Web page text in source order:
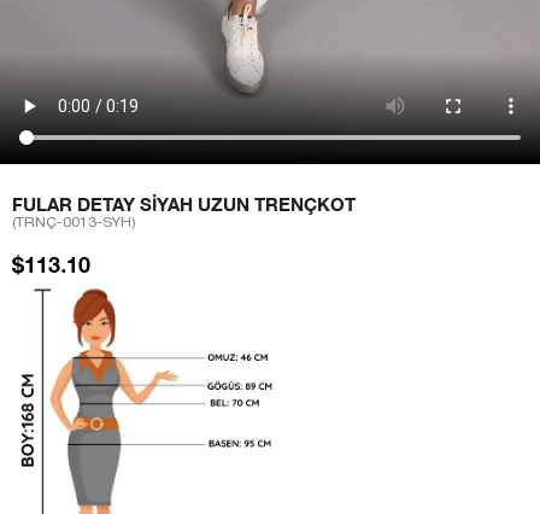
FULAR DETAY SIYAH UZUN TRENÇKOT
(TRNÇ-0013-SYH)
$113.10